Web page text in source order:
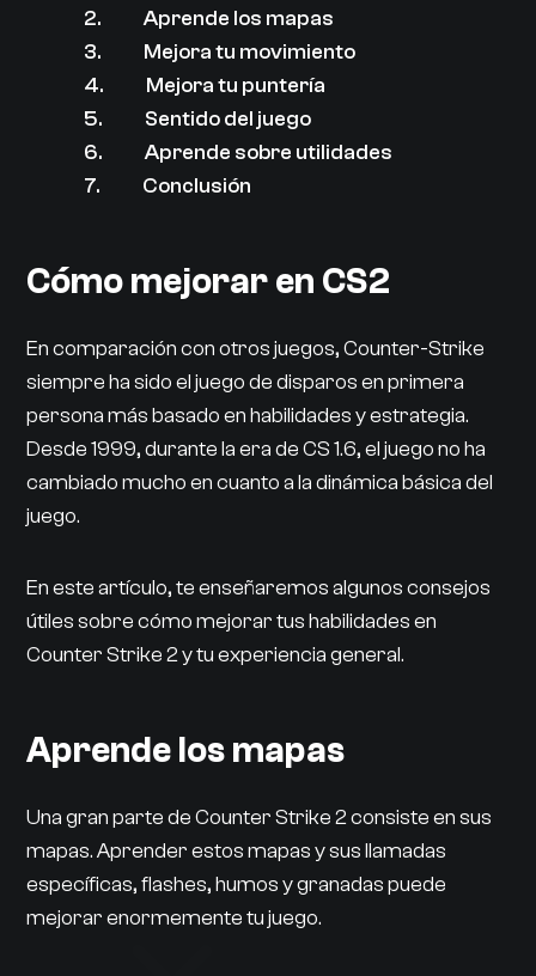
2.
Aprende los mapas
3.
Mejora tu movimiento
4.
Mejora tu puntería
5.
Sentido del juego
6.
Aprende sobre utilidades
7.
Conclusión
Cómo mejorar en CS2
En comparación con otros juegos, Counter-Strike
siempre ha sido el juego de disparos en primera
persona más basado en habilidades y estrategia.
Desde 1999, durante la era de CS 1.6, el juego no ha
cambiado mucho en cuanto a la dinámica básica del
juego.
En este artículo, te enseñaremos algunos consejos
útiles sobre cómo mejorar tus habilidades en
Counter Strike 2 y tu experiencia general.
Aprende los mapas
Una gran parte de Counter Strike 2 consiste en sus
mapas. Aprender estos mapas y sus llamadas
específicas, flashes, humos y granadas puede
mejorar enormemente tu juego.